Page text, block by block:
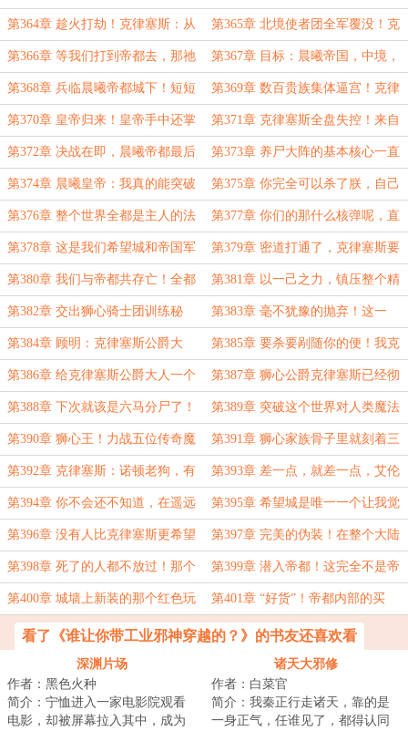
帝国全部的海岸线，彻底包围他们！ 礁，都是假的！是希望城在撒谎！
第364章 趁火打劫！克律塞斯：从
今天开始，我将是帝国唯一的主宰！
第365章 北境使者团全军覆没！克
律塞斯血洗！
第366章 等我们打到帝都去，那祂
真就没有机会再做什么了！
第367章 目标：晨曦帝国，中境，
帝都！全线推进！全面进攻！
第368章 兵临晨曦帝都城下！短短
七日，晨曦帝国即将覆灭！
第369章 数百贵族集体逼宫！克律
塞斯，我们要第一个把你交出去！
第370章 皇帝归来！皇帝手中还掌
握着一批他完全不知道的力量吗？！
第371章 克律塞斯全盘失控！来自
晨曦皇帝的神级威慑！
第372章 决战在即，晨曦帝都最后
的防守！克律塞斯什么时候这么听话
过！
第373章 养尸大阵的基本核心一直
以来都得是尸啊！肯定是亡灵魔法！
第374章 晨曦皇帝：我真的能突破
七阶传说的限制，达到神明的层级
吗！
第375章 你完全可以杀了朕，自己
做皇帝！没有皇帝能抵挡住长生的诱
惑！
第376章 整个世界全都是主人的法
场，他能往哪跑？！
第377章 你们的那什么核弹呢，直
接拉出来扔进去，我就不信还扛得
住！
第378章 这是我们希望城和帝国军
队最根本的区别！
第379章 密道打通了，克律塞斯要
跑！
第380章 我们与帝都共存亡！全都
是克律塞斯精挑细选出的，精锐中的
精锐
第381章 以一己之力，镇压整个精
锐骑士团！你到底是什么境界！
第382章 交出狮心骑士团训练秘
法，饶你不死！
第383章 毫不犹豫的抛弃！这一
套，对我们我们希望城的士兵没用！
第384章 顾明：克律塞斯公爵大
人，好久不见啊！
第385章 要杀要剐随你的便！我克
律塞斯皱一点眉头，我就不姓狮心！
第386章 给克律塞斯公爵大人一个
体面的，那就五马分尸吧！
第387章 狮心公爵克律塞斯已经彻
底吓破胆了！说，我全说！
第388章 下次就该是六马分尸了！
我有的是时间，而你，没有！
第389章 突破这个世界对人类魔法
上限的限制！
第390章 狮心王！力战五位传奇魔
法师！狮心家族训练法的来源！
第391章 狮心家族骨子里就刻着三
个字——背叛者！
第392章 克律塞斯：诺顿老狗，有
种你就亲自杀了我！
第393章 差一点，就差一点，艾伦
就没机会了，皇帝也就逃不掉了！
第394章 你不会还不知道，在遥远
的旧大陆上，发生了什么事吧！
第395章 希望城是唯一一个让我觉
得有希望战胜亡灵天灾的！
第396章 没有人比克律塞斯更希望
顾明能成功了！帝都潜入计划！
第397章 完美的伪装！在整个大陆
都基本没有对手的最强小队诞生！
第398章 死了的人都不放过！那个
红色的阵法，比他们想象中还要隐
蔽！
第399章 潜入帝都！这完全不是帝
都面临战争的状态！
第400章 城墙上新装的那个红色玩
意特别邪门！晨曦帝都，下城区！
第401章 “好货”！帝都内部的买
卖，都已经这么猖獗了吗？！
看了《谁让你带工业邪神穿越的？》的书友还喜欢看
深渊片场
作者：黑色火种
简介：宁恤进入一家电影院观看
电影，却被屏幕拉入其中，成为
诸天大邪修
作者：白菜官
简介：我秦正行走诸天，靠的是
一身正气，任谁见了，都得认同